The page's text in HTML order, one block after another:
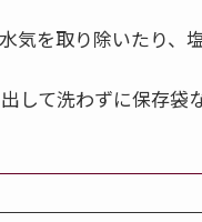
気を取り除いたり、
して洗わずに保存袋